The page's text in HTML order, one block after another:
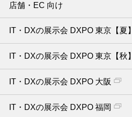
店舗・EC 向け
IT・DXの展示会 DXPO 東京【夏】
IT・DXの展示会 DXPO 東京【秋】
IT・DXの展示会 DXPO 大阪
IT・DXの展示会 DXPO 福岡